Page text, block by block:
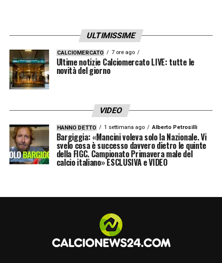
Valdepeñas,Tino Livramento,Sandro
Tonalie il talento del Leicester
Monga. Con un fatturato previsto vicino ai
770 milioni di sterline, la proprietà Kroenke è
L’obiettivo principale resta un attaccante di
livello comeJulian Álvarez, ma Rashford —
autore di 14 gol con il Barcellona —
rappresenta un’opzione di esperienza e
LA PLAYLIST DELLE NOSTRE TOP NEWS
ULTIMISSIME
CALCIOMERCATO 7 ore ago
Ultime notizie Calciomercato LIVE: tutte le
novità del giorno
VIDEO
HANNO DETTO 1 settimana ago Alberto Petrosilli
Bargiggia: «Mancini voleva solo la Nazionale. Vi
svelo cosa è successo davvero dietro le quinte
della FIGC. Campionato Primavera male del
calcio italiano» ESCLUSIVA e VIDEO